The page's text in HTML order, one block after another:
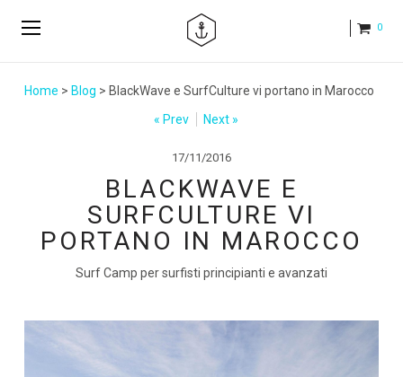
0
Home > Blog > BlackWave e SurfCulture vi portano in Marocco
« Prev
Next »
17/11/2016
BLACKWAVE E
SURFCULTURE VI
PORTANO IN MAROCCO
Surf Camp per surfisti principianti e avanzati